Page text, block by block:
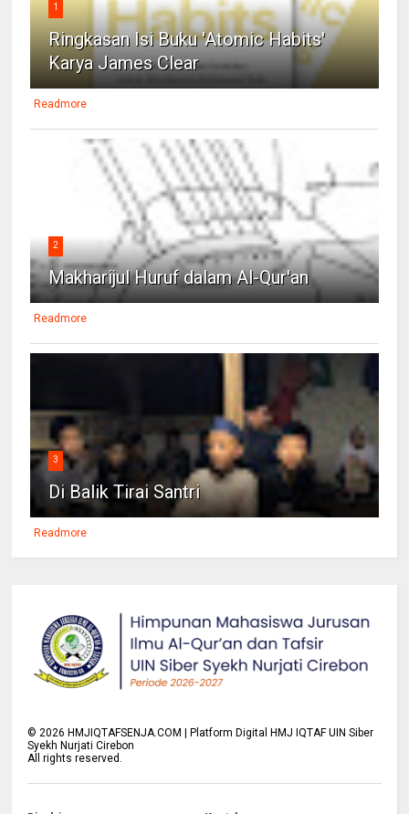
1
Ringkasan Isi Buku 'Atomic Habits'
Karya James Clear
Readmore
2
Makharijul Huruf dalam Al-Qur'an
Readmore
3
Di Balik Tirai Santri
Readmore
©2026 HMJIQTAFSENJA.COM | Platform Digital HMJ IQTAF UIN Siber
Syekh Nurjati Cirebon
All rights reserved.